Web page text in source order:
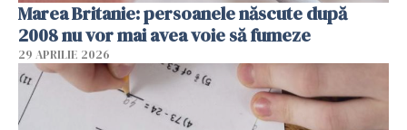
Marea Britanie: persoanele născute după
2008 nu vor mai avea voie să fumeze
29 APRILIE 2026